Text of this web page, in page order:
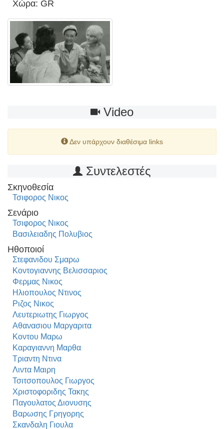
Χώρα: GR
Video
Δεν υπάρχουν διαθέσιμα links
Συντελεστές
Σκηνοθεσία
Τσιφορος Νικος
Σενάριο
Τσιφορος Νικος
Βασιλειαδης Πολυβιος
Ηθοποιοί
Στεφανιδου Σμαρω
Κοντογιαννης Βελισσαριος
Φερμας Νικος
Ηλιοπουλος Ντινος
Ριζος Νικος
Λευτεριωτης Γιωργος
Αθανασιου Μαργαριτα
Κοντου Μαρω
Καραγιαννη Μαρθα
Τριαντη Ντινα
Λιντα Μαιρη
Τσιτσοπουλος Γιωργος
Χριστοφοριδης Τακης
Παγουλατος Διονυσης
Βαρωσης Γρηγορης
Σκανδαλη Γιουλα